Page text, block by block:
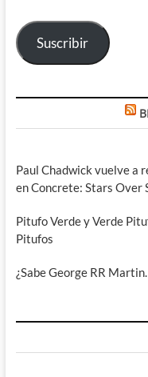
electrónico
Suscribir
Paul Chadwick vuelve a
en Concrete: Stars Over
Pitufo Verde y Verde
Pitufos
¿Sabe George RR